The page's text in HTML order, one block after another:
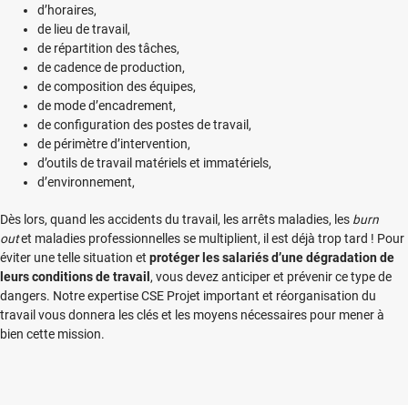
d’horaires,
de lieu de travail,
de répartition des tâches,
de cadence de production,
de composition des équipes,
de mode d’encadrement,
de configuration des postes de travail,
de périmètre d’intervention,
d’outils de travail matériels et immatériels,
d’environnement,
Dès lors, quand les accidents du travail, les arrêts maladies, les burn
outet maladies professionnelles se multiplient, il est déjà trop tard ! Pour
éviter une telle situation et protéger les salariés d’une dégradation de
leurs conditions de travail , vous devez anticiper et prévenir ce type de
dangers. Notre expertise CSE Projet important et réorganisation du
travail vous donnera les clés et les moyens nécessaires pour mener à
bien cette mission.